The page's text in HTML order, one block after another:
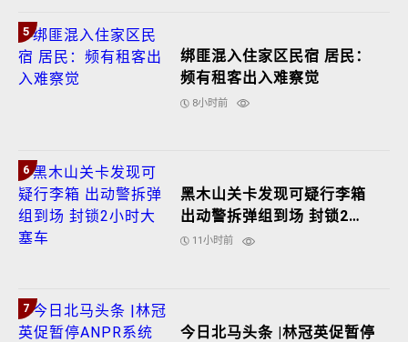
5
绑匪混入住家区民宿 居民：
频有租客出入难察觉
8小时前
6
黑木山关卡发现可疑行李箱
出动警拆弹组到场 封锁2小
时大塞车
11小时前
7
今日北马头条 |林冠英促暂停